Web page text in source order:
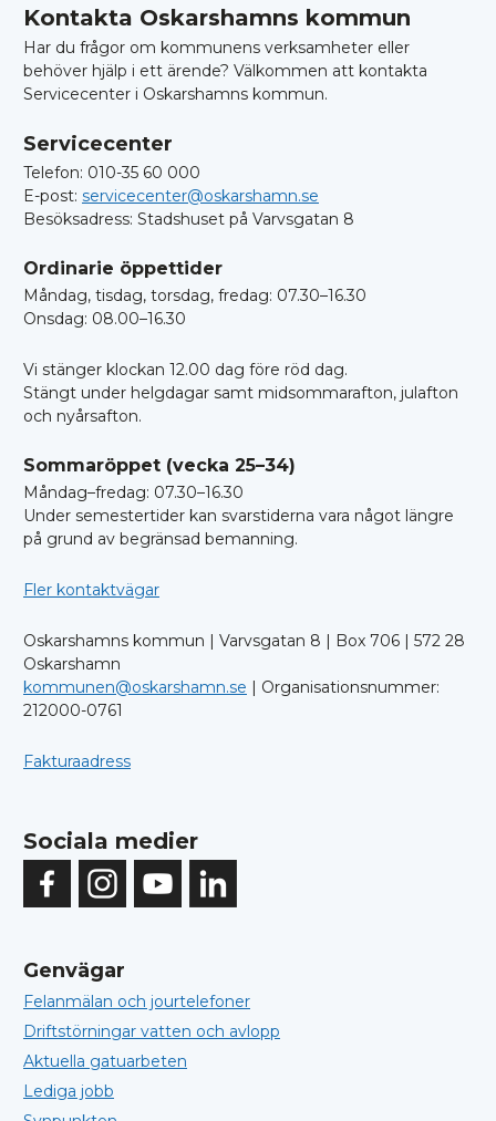
Kontakta Oskarshamns kommun
Har du frågor om kommunens verksamheter eller
behöver hjälp i ett ärende? Välkommen att kontakta
Servicecenter i Oskarshamns kommun.
Servicecenter
Telefon: 010-35 60 000
E-post: servicecenter@oskarshamn.se
Besöksadress: Stadshuset på Varvsgatan 8
Ordinarie öppettider
Måndag, tisdag, torsdag, fredag: 07.30–16.30
Onsdag: 08.00–16.30
Vi stänger klockan 12.00 dag före röd dag.
Stängt under helgdagar samt midsommarafton, julafton
och nyårsafton.
Sommaröppet (vecka 25–34)
Måndag–fredag: 07.30–16.30
Under semestertider kan svarstiderna vara något längre
på grund av begränsad bemanning.
Fler kontaktvägar
Oskarshamns kommun | Varvsgatan 8 | Box 706 | 572 28
Oskarshamn
kommunen@oskarshamn.se | Organisationsnummer:
212000-0761
Fakturaadress
Sociala medier
Genvägar
Felanmälan och jourtelefoner
Driftstörningar vatten och avlopp
Aktuella gatuarbeten
Lediga jobb